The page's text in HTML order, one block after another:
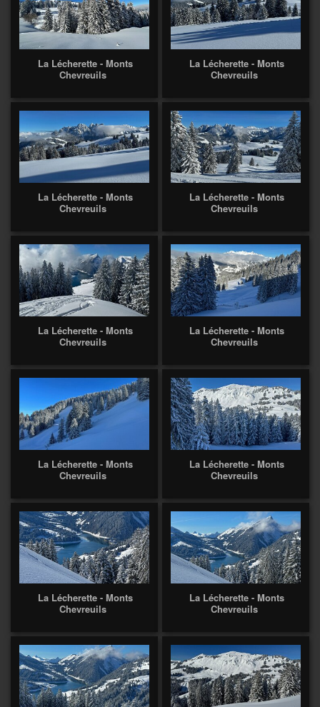
La Lécherette - Monts
Chevreuils
La Lécherette - Monts
Chevreuils
La Lécherette - Monts
Chevreuils
La Lécherette - Monts
Chevreuils
La Lécherette - Monts
Chevreuils
La Lécherette - Monts
Chevreuils
La Lécherette - Monts
Chevreuils
La Lécherette - Monts
Chevreuils
La Lécherette - Monts
Chevreuils
La Lécherette - Monts
Chevreuils